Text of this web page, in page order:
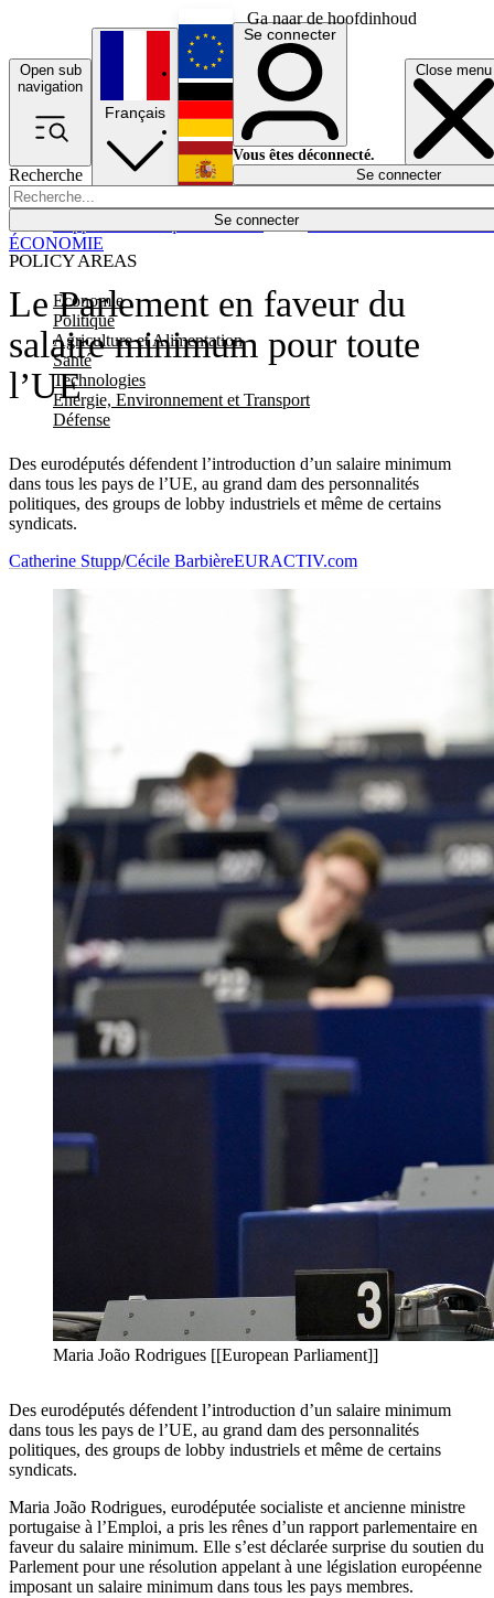
Ga naar de hoofdinhoud
Open sub
navigation
Close menu
Recherche
Se connecter
POLICY AREAS
Economie
Politique
Agriculture et Alimentation
Santé
Technologies
Energie, Environnement et Transport
Défense
Économie
Français
English
Deutsch
Español
Se connecter
Vous êtes déconnecté.
Se connecter
Le Parlement en faveur du
salaire minimum pour toute
l’UE
Des eurodéputés défendent l’introduction d’un salaire minimum
dans tous les pays de l’UE, au grand dam des personnalités
politiques, des groups de lobby industriels et même de certains
syndicats.
ÉCONOMIE
Catherine Stupp/Cécile BarbièreEURACTIV.com
Maria João Rodrigues [[European Parliament]]
Des eurodéputés défendent l’introduction d’un salaire minimum
dans tous les pays de l’UE, au grand dam des personnalités
politiques, des groups de lobby industriels et même de certains
syndicats.
Maria João Rodrigues, eurodéputée socialiste et ancienne ministre
portugaise à l’Emploi, a pris les rênes d’un rapport parlementaire en
faveur du salaire minimum. Elle s’est déclarée surprise du soutien du
Parlement pour une résolution appelant à une législation européenne
imposant un salaire minimum dans tous les pays membres.